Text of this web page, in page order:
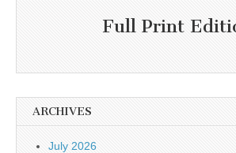
Full Print
ARCHIVES
July 2026